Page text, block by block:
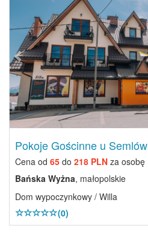
Pokoje Gościnne u Semlów
Cena od 65 do 218 PLN za osobę
Bańska Wyżna, małopolskie
Dom wypoczynkowy / Willa
(0)